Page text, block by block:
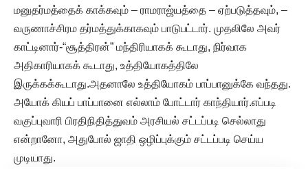
மனுதர்மத்தைக் காக்கவும் – ராமராஜ்யத்தை – ஏற்படுத்தவும், –
வருணாச்சிரம தர்மத்துக்காகவும் பாடுபட்டார். முதலிலே அவர்
காட்டினார்-“சூத்திரன்” மந்திரியாகக் கூடாது, நிர்வாக
அதிகாரியாகக் கூடாது, உத்தியோகத்திலே
இருக்கக்கூடாது.அதனாலே உத்தியோகம் பாப்பானுக்கே வந்தது.
அயோக் கியப் பாப்பானை எல்லாம் போட்டார் காந்தியார்.எப்படி
வகுப்புவாரி பிரதிநிதித்துவம் அரசியல் சட்டப்படி செல்லாது
என்றானோ, அதுபோல் ஜாதி ஒழிப்புக்கும் சட்டப்படி செய்ய
முடியாது.